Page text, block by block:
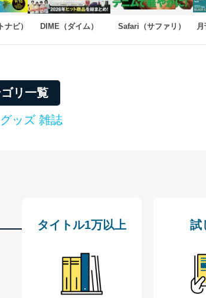
ビ） DIME（ダイム） Safari（サファリ）
リ一覧
ッズ 雑誌
タイトル1万以上 試